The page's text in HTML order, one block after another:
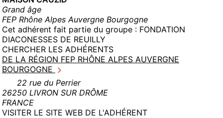
Grand âge
FEP Rhône Alpes Auvergne Bourgogne
Cet adhérent fait partie du groupe : FONDATION
DIACONESSES DE REUILLY
CHERCHER LES ADHÉRENTS
DE LA RÉGION FEP RHÔNE ALPES AUVERGNE
BOURGOGNE
22 rue du Perrier
26250 LIVRON SUR DRÔME
FRANCE
VISITER LE SITE WEB DE L'ADHÉRENT(NOUVELLE